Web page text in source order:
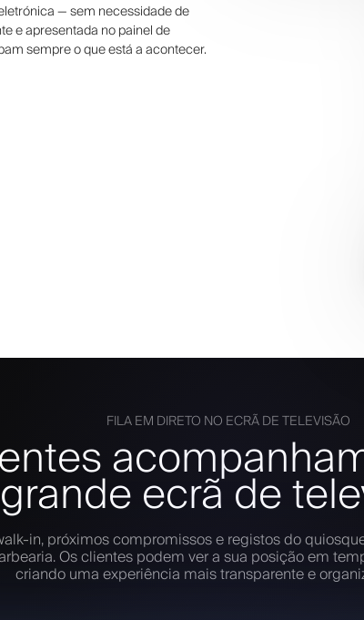
— sem necessidade de
e apresentada no painel de
sempre o que está a acontecer.
FILA EM DIRETO NO ECRÃ DE TELEVISÃO
grande ecrã de
in, próximos compromissos e registos do
Os clientes podem ver a sua posição em
criando uma experiência mais transparente e